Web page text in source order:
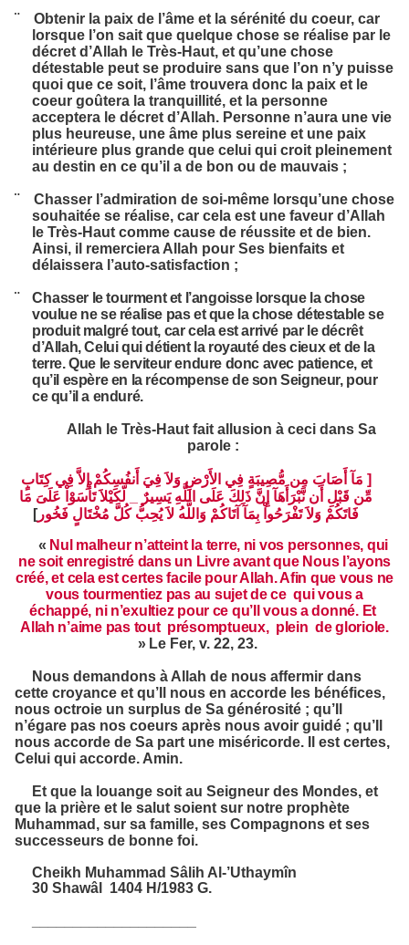
¨Obtenir la paix de l’âme et la sérénité du coeur, car
lorsque l’on sait que quelque chose se réalise par le
décret d’Allah le Très-Haut, et qu’une chose
détestable peut se produire sans que l’on n’y puisse
quoi que ce soit, l’âme trouvera donc la paix et le
coeur goûtera la tranquillité, et la personne
acceptera le décret d’Allah. Personne n’aura une vie
plus heureuse, une âme plus sereine et une paix
intérieure plus grande que celui qui croit pleinement
au destin en ce qu’il a de bon ou de mauvais ;
¨Chasser l’admiration de soi-même lorsqu’une chose
souhaitée se réalise, car cela est une faveur d’Allah
le Très-Haut comme cause de réussite et de bien.
Ainsi, il remerciera Allah pour Ses bienfaits et
délaissera l’auto-satisfaction ;
¨ C hasser le tourment et l’angoisse lorsque la chose
voulue ne se réalise pas et que la chose détestable se
produit malgré tout, car cela est arrivé par le décrêt
d’Allah, Celui qui détient la royauté des cieux et de la
terre. Que le serviteur endure donc avec patience, et
qu’il espère en la récompense de son Seigneur, pour
ce qu’il a enduré.
Allah le Très-Haut fait allusion à ceci dans Sa
parole :
] مَآ أَصَابَ مِن مُّصِيبَةٍ فِي الأَرْضِ وَلاَ فِيَ أَنفُسِكُمْ إِلاَّ فِي كِتَابٍ
مِّن قَبْلِ أَن نَّبْرَأَهَآ إِنَّ ذَلِكَ عَلَى اللَّهِ يَسِيرٌ
لّكَيْلاَ تَأْسَوْاْ عَلَىَ مَا
فَاتَكُمْ وَلاَ تَفْرَحُواْ بِمَآ آتَاكُمْ وَاللَّهُ لاَ يُحِبُّ كُلَّ مُخْتَالٍ فَخُور[
« Nul malheur n’atteint la terre, ni vos personnes, qui
ne soit enregistré dans un Livre avant que Nous l’ayons
créé, et cela est certes facile pour Allah. Afin que vous ne
vous tourmentiez pas au sujet de ce qui vous a
échappé, ni n’exultiez pour ce qu’Il vous a donné. Et
Allah n’aime pas tout présomptueux, plein de gloriole.
» Le Fer, v. 22, 23.
Nous demandons à Allah de nous affermir dans
cette croyance et qu’Il nous en accorde les bénéfices,
nous octroie un surplus de Sa générosité ; qu’Il
n’égare pas nos coeurs après nous avoir guidé ; qu’Il
nous accorde de Sa part une miséricorde. Il est certes,
Celui qui accorde. Amin.
Et que la louange soit au Seigneur des Mondes, et
que la prière et le salut soient sur notre prophète
Muhammad, sur sa famille, ses Compagnons et ses
successeurs de bonne foi.
Cheikh Muhammad Sâlih Al-’Uthaymîn
30 Shawâl 1404 H/1983 G.